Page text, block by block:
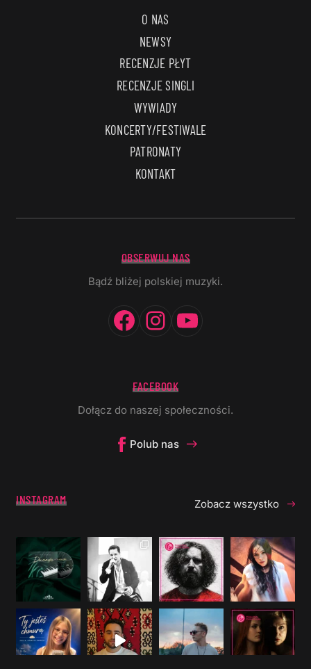
O NAS
NEWSY
RECENZJE PŁYT
RECENZJE SINGLI
WYWIADY
KONCERTY/FESTIWALE
PATRONATY
KONTAKT
OBSERWUJ NAS
Bądź bliżej polskiej muzyki.
Facebook
Instagram
FACEBOOK
Dołącz do naszej społeczności.
Polub nas
INSTAGRAM Zobacz wszystko